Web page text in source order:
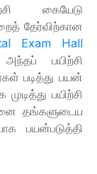
கையேடு
தேர்விற்கான
Exam Hall
பயிற்சி
படித்து பயன்
பயிற்சி
தங்களுடைய
பயன்படுத்தி